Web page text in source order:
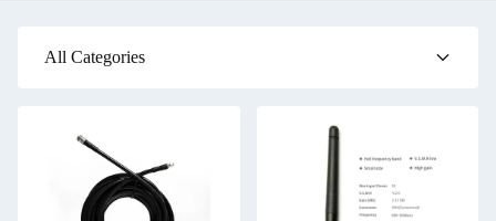
All Categories